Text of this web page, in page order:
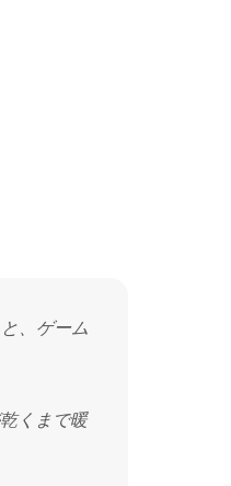
、ゲーム
くまで暖